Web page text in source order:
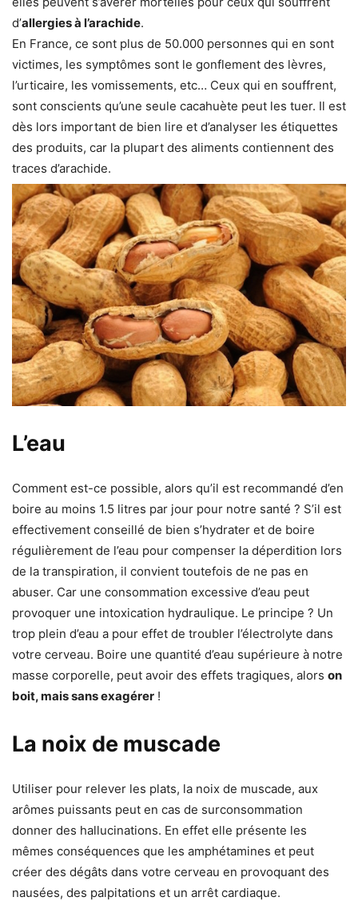
d’allergies à l’arachide.
En France, ce sont plus de 50.000 personnes qui en sont
victimes, les symptômes sont le gonflement des lèvres,
l’urticaire, les vomissements, etc… Ceux qui en souffrent,
sont conscients qu’une seule cacahuète peut les tuer. Il est
dès lors important de bien lire et d’analyser les étiquettes
des produits, car la plupart des aliments contiennent des
traces d’arachide.
L’eau
Comment est-ce possible, alors qu’il est recommandé d’en
boire au moins 1.5 litres par jour pour notre santé ? S’il est
effectivement conseillé de bien s’hydrater et de boire
régulièrement de l’eau pour compenser la déperdition lors
de la transpiration, il convient toutefois de ne pas en
abuser. Car une consommation excessive d’eau peut
provoquer une intoxication hydraulique. Le principe ? Un
trop plein d’eau a pour effet de troubler l’électrolyte dans
votre cerveau. Boire une quantité d’eau supérieure à notre
masse corporelle, peut avoir des effets tragiques, alors on
boit, mais sans exagérer !
La noix de muscade
Utiliser pour relever les plats, la noix de muscade, aux
arômes puissants peut en cas de surconsommation
donner des hallucinations. En effet elle présente les
mêmes conséquences que les amphétamines et peut
créer des dégâts dans votre cerveau en provoquant des
nausées, des palpitations et un arrêt cardiaque.